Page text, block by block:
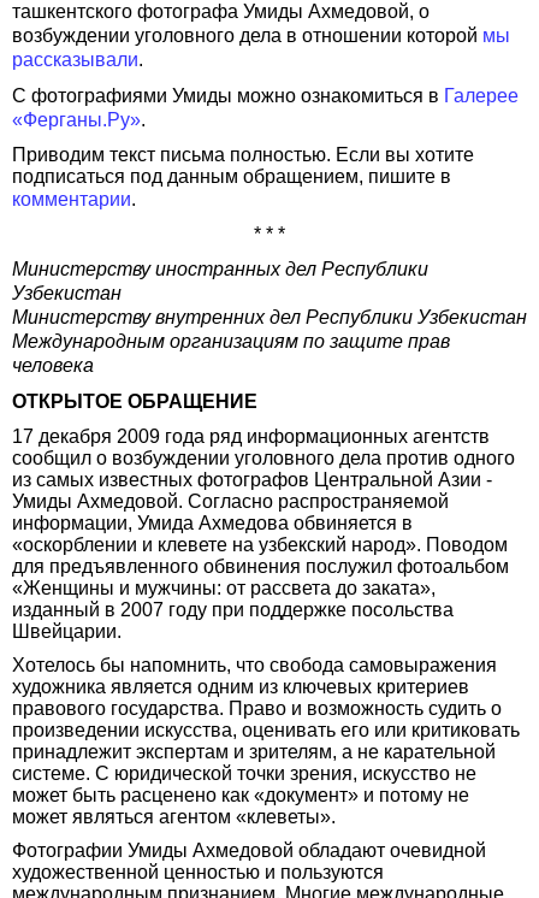
ташкентского фотографа Умиды Ахмедовой, о
возбуждении уголовного дела в отношении которой мы
рассказывали.
С фотографиями Умиды можно ознакомиться в Галерее
«Ферганы.Ру».
Приводим текст письма полностью. Если вы хотите
подписаться под данным обращением, пишите в
комментарии.
* * *
Министерству иностранных дел Республики
Узбекистан
Министерству внутренних дел Республики Узбекистан
Международным организациям по защите прав
человека
ОТКРЫТОЕ ОБРАЩЕНИЕ
17 декабря 2009 года ряд информационных агентств
сообщил о возбуждении уголовного дела против одного
из самых известных фотографов Центральной Азии -
Умиды Ахмедовой. Согласно распространяемой
информации, Умида Ахмедова обвиняется в
«оскорблении и клевете на узбекский народ». Поводом
для предъявленного обвинения послужил фотоальбом
«Женщины и мужчины: от рассвета до заката»,
изданный в 2007 году при поддержке посольства
Швейцарии.
Хотелось бы напомнить, что свобода самовыражения
художника является одним из ключевых критериев
правового государства. Право и возможность судить о
произведении искусства, оценивать его или критиковать
принадлежит экспертам и зрителям, а не карательной
системе. С юридической точки зрения, искусство не
может быть расценено как «документ» и потому не
может являться агентом «клеветы».
Фотографии Умиды Ахмедовой обладают очевидной
художественной ценностью и пользуются